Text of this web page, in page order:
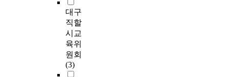
대구
직할
시교
육위
원회
(3)